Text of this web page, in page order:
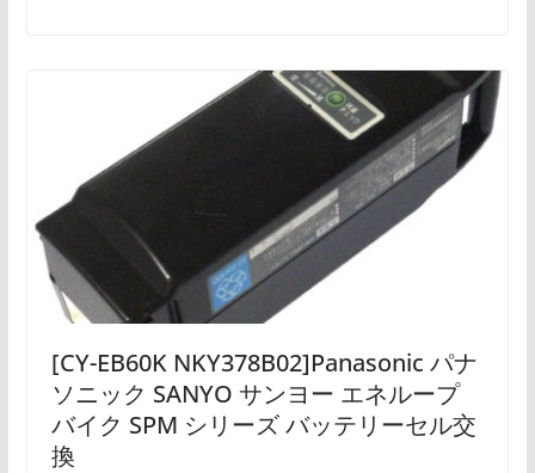
[CY-EB60K NKY378B02]Panasonic パナ
ソニック SANYO サンヨー エネループ
バイク SPM シリーズ バッテリーセル交
換